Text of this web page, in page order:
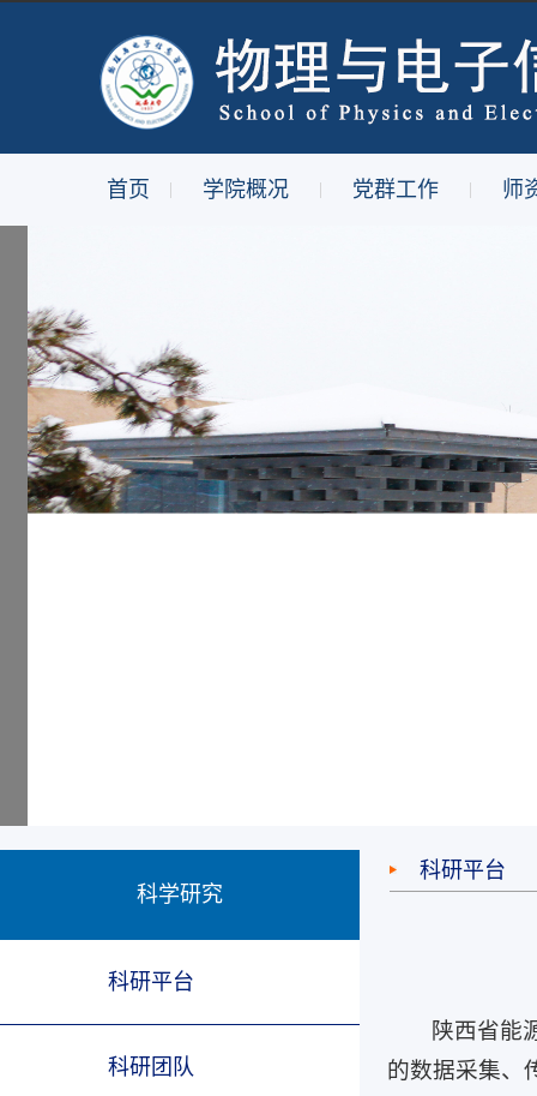
首页 | 学院概况 | 党群工作 | 师
科学研究
科研平台
科研团队
科研平台
陕西省能
的数据采集、